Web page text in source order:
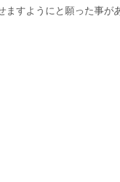
ますようにと願った事